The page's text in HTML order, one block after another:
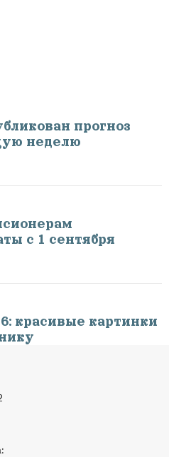
прогноз
неделю
с 1 сентября
красивые картинки